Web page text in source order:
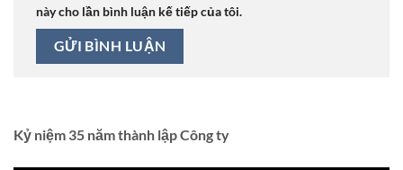
này cho lần bình luận kế tiếp của tôi.
Kỷ niệm 35 năm thành lập Công ty